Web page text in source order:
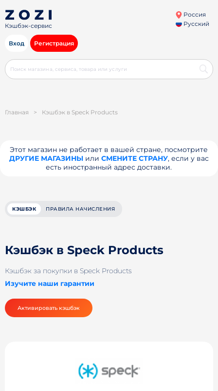
Кэшбэк-сервис
Россия
Русский
Вход Регистрация
Главная > Кэшбэк в Speck Products
Этот магазин не работает в вашей стране, посмотрите
ДРУГИЕ МАГАЗИНЫили СМЕНИТЕ СТРАНУ, если у вас
есть иностранный адрес доставки.
КЭШБЭК ПРАВИЛА НАЧИСЛЕНИЯ
Кэшбэк в Speck Products
Кэшбэк за покупки в Speck Products
Изучите наши гарантии
Активировать кэшбэк